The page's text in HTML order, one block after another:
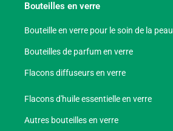
Bouteilles en verre
Bouteille en verre pour le soin de la peau
Bouteilles de parfum en verre
Flacons diffuseurs en verre
Flacons d'huile essentielle en verre
Autres bouteilles en verre